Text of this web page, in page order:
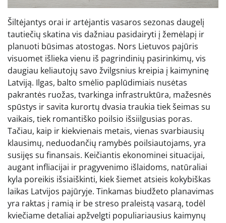
Šiltėjantys orai ir artėjantis vasaros sezonas daugelį
tautiečių skatina vis dažniau pasidairyti į žemėlapį ir
planuoti būsimas atostogas. Nors Lietuvos pajūris
visuomet išlieka vienu iš pagrindinių pasirinkimų, vis
daugiau keliautojų savo žvilgsnius kreipia į kaimyninę
Latviją. Ilgas, balto smėlio paplūdimiais nusėtas
pakrantės ruožas, tvarkinga infrastruktūra, mažesnės
spūstys ir savita kurortų dvasia traukia tiek šeimas su
vaikais, tiek romantiško poilsio išsiilgusias poras.
Tačiau, kaip ir kiekvienais metais, vienas svarbiausių
klausimų, neduodančių ramybės poilsiautojams, yra
susijęs su finansais. Keičiantis ekonominei situacijai,
augant infliacijai ir pragyvenimo išlaidoms, natūraliai
kyla poreikis išsiaiškinti, kiek šiemet atsieis kokybiškas
laikas Latvijos pajūryje. Tinkamas biudžeto planavimas
yra raktas į ramią ir be streso praleistą vasarą, todėl
kviečiame detaliai apžvelgti populiariausius kaimynų